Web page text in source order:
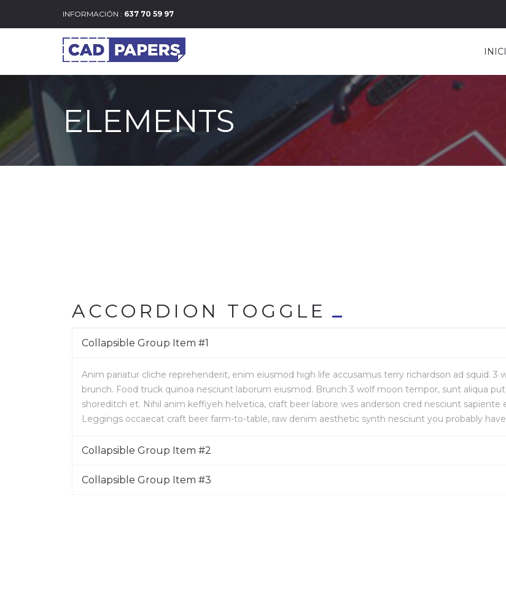
INFORMACIÓN : 637 70 59 97
ELEMENTS
ACCORDION TOGGLE
Collapsible Group Item #1
Anim pariatur cliche reprehenderit, enim eiusmod high life accusamus terry richardson ad squid.
brunch. Food truck quinoa nesciunt laborum eiusmod. Brunch 3 wolf moon tempor, sunt aliqua
shoreditch et. Nihil anim keffiyeh helvetica, craft beer labore wes anderson cred nesciunt
Leggings occaecat craft beer farm-to-table, raw denim aesthetic synth nesciunt you probably
Collapsible Group Item #2
Collapsible Group Item #3